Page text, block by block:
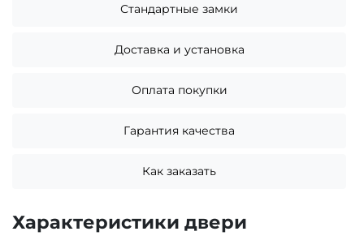
Стандартные замки
Доставка и установка
Оплата покупки
Гарантия качества
Как заказать
Характеристики двери